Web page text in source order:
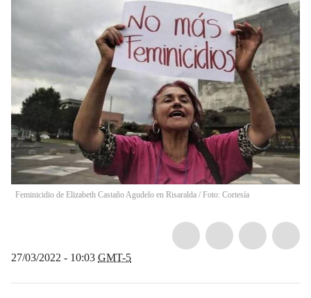
Feminicidio de Elizabeth Castaño Agudelo en Risaralda / Foto: Cortesía
27/03/2022 - 10:03 GMT-5